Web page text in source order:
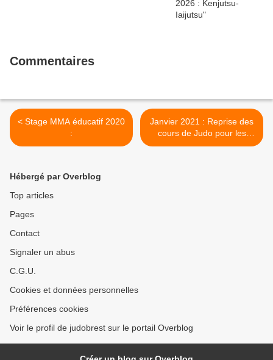
Commentaires
< Stage MMA éducatif 2020
:
Janvier 2021 : Reprise des
cours de Judo pour les
jeunes >
Hébergé par Overblog
Top articles
Pages
Contact
Signaler un abus
C.G.U.
Cookies et données personnelles
Préférences cookies
Voir le profil de judobrest sur le portail Overblog